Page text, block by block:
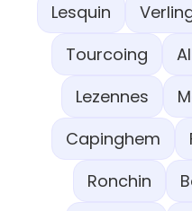
Lesquin
Tourcoing
Lezennes
Capinghem
Ronchin